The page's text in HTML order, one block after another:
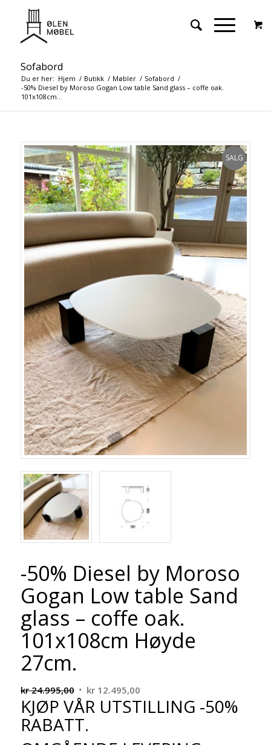
Sofabord
Du er her: Hjem / Butikk / Møbler / Sofabord /
-50% Diesel by Moroso Gogan Low table Sand glass – coffe oak.
101x108cm...
SALG
-50% Diesel by Moroso
Gogan Low table Sand
glass – coffe oak.
101x108cm Høyde
27cm.
kr24.995,00 Opprinnelig
pris
var:
kr 24.995,00.
kr12.495,00Nåværende
pris
KJØP VÅR UTSTILLING -50%
RABATT.